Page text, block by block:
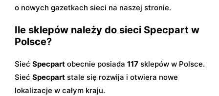
o nowych gazetkach sieci na naszej stronie.
Ile sklepów należy do sieci Specpart w
Polsce?
Sieć Specpart obecnie posiada 117 sklepów w Polsce.
Sieć Specpart stale się rozwija i otwiera nowe
lokalizacje w całym kraju.